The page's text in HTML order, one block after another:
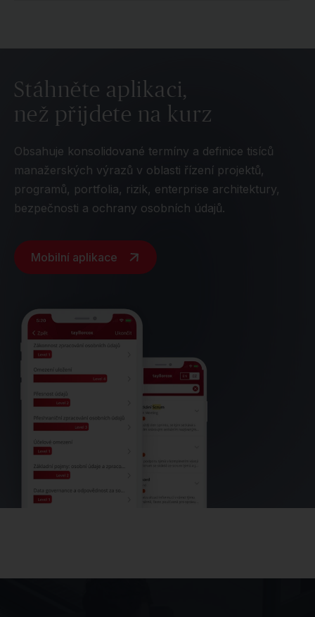
Stáhněte aplikaci,
než přijdete na kurz
Obsahuje konsolidované termíny a definice tisíců
manažerských výrazů v oblasti řízení projektů,
programů, portfolia, rizik, enterprise architektury,
bezpečnosti a ochrany osobních údajů.
Mobilní aplikace